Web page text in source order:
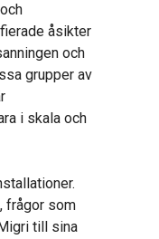
åsikter
och
grupper av
i skala och
frågor som
till sina